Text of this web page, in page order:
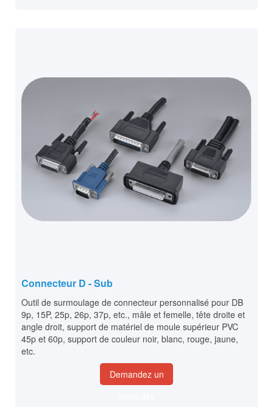
Connecteur D - Sub
Outil de surmoulage de connecteur personnalisé pour DB
9p, 15P, 25p, 26p, 37p, etc., mâle et femelle, tête droite et
angle droit, support de matériel de moule supérieur PVC
45p et 60p, support de couleur noir, blanc, rouge, jaune,
etc.
Demandez un